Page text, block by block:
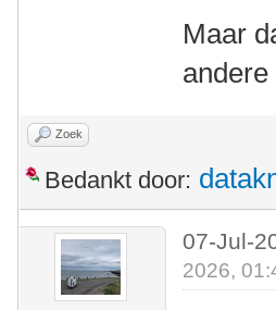
Maar
Zoek
Bedankt door:
07-Jul-
2026,